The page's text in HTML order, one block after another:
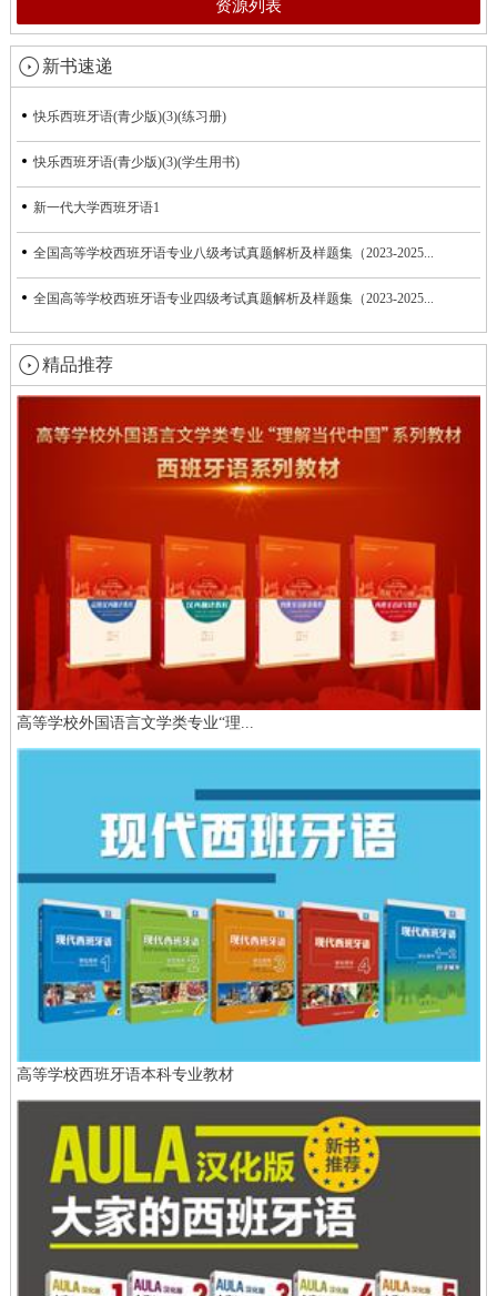
资源列表
新书速递
快乐西班牙语(青少版)(3)(练习册)
快乐西班牙语(青少版)(3)(学生用书)
新一代大学西班牙语1
全国高等学校西班牙语专业八级考试真题解析及样题集（2023-2025...
全国高等学校西班牙语专业四级考试真题解析及样题集（2023-2025...
精品推荐
高等学校外国语言文学类专业“理...
高等学校西班牙语本科专业教材